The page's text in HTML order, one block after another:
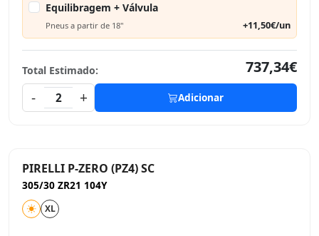
Equilibragem + Válvula
Pneus a partir de 18" +11,50€/un
Total Estimado:
737,34€
-
2 + Adicionar
PIRELLI P-ZERO (PZ4) SC
305/30 ZR21 104Y
XL